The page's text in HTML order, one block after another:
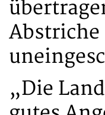
Abstriche
„Die